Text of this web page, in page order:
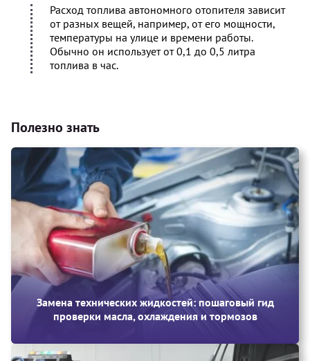
Расход топлива автономного отопителя зависит
от разных вещей, например, от его мощности,
температуры на улице и времени работы.
Обычно он использует от 0,1 до 0,5 литра
топлива в час.
Полезно знать
Замена технических жидкостей: пошаговый гид
проверки масла, охлаждения и тормозов